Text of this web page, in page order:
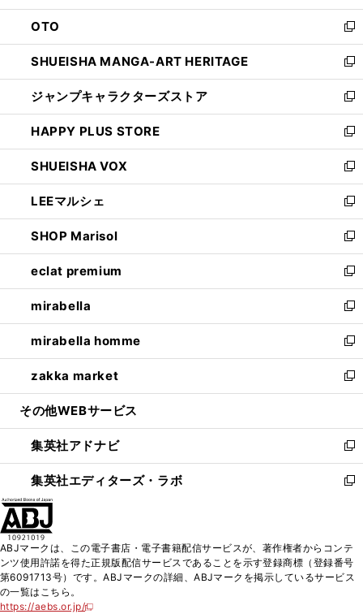
ウ
で
開
く
ン
ド
ウ
で
開
く
OTO
新
し
い
ウ
ィ
ン
ド
ウ
で
開
く
SHUEISHA MANGA-ART HERITAGE
新
し
い
ウ
ィ
ン
ド
ウ
で
開
く
ジャンプキャラクターズストア
新
し
い
ウ
ィ
ン
ド
ウ
で
開
く
HAPPY PLUS STORE
新
し
い
ウ
ィ
ン
ド
ウ
で
開
く
SHUEISHA VOX
新
し
い
ウ
ィ
ン
ド
ウ
で
開
く
LEEマルシェ
新
し
い
ウ
ィ
ン
ド
ウ
で
開
く
SHOP Marisol
新
し
い
ウ
ィ
ン
ド
ウ
で
開
eclat premium
新
し
い
ウ
ィ
ン
ド
ウ
開
く
mirabella
新
し
い
ウ
ィ
ン
ウ
で
開
く
mirabella homme
新
し
い
ウ
ン
ド
ウ
で
zakka market
新
し
ウ
ィ
ン
ド
く
その他WEBサービス
集英社アドナビ
新
し
い
ド
ウ
で
集英社エディターズ・ラボ
新
ィ
ン
ド
ABJマークは、この電子書店・電子書籍配信サービスが、著作権者からコンテ
ンツ使用許諾を得た正規版配信サービスであることを示す登録商標（登録番号
第6091713号）です。ABJマークの詳細、ABJマークを掲示しているサービス
の一覧はこちら。
https://aebs.or.jp/
新